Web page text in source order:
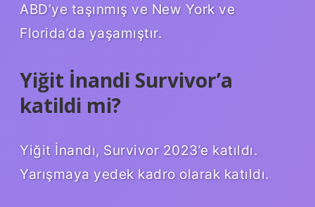
ABD’ye taşınmış ve New York ve
Florida’da yaşamıştır.
Yiğit İnandi Survivor’a
katildi mi?
Yiğit İnandı, Survivor 2023’e katıldı.
Yarışmaya yedek kadro olarak katıldı.